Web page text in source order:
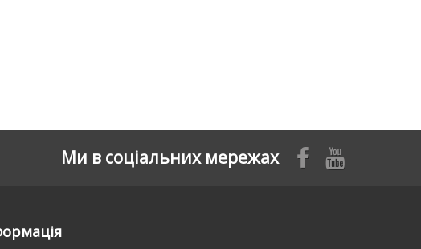
Ми в соціальних мережах